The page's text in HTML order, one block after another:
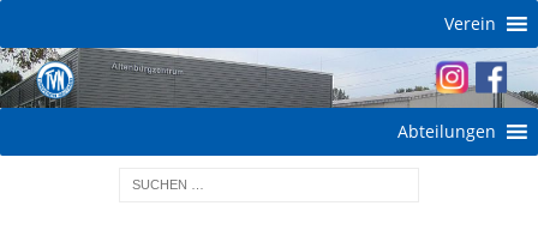
Verein
Abteilungen